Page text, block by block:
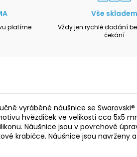
platíme
Vše skladem
Vždy jen rychlé dodání
čekání
vyráběné náušnice se
hvězdiček ve velikosti cca 5x5
Náušnice jsou v povrchové
krabičce. Náušnice jsou navrženy